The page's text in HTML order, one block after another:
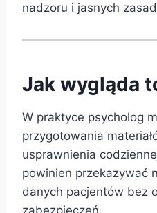
nadzoru i jasnych
Jak wygląda
W praktyce psycholog
przygotowania
usprawnienia
powinien przekazywać
danych pacjentów bez